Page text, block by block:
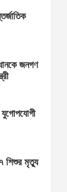
জনগণ
শিশুর মৃত্যু